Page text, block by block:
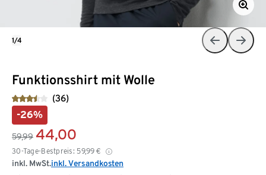
Funktionsshirt mit Wolle
(36)
-26%
59,99 44,00
30-Tage-Bestpreis: 59,99 €
inkl. MwSt.inkl. Versandkosten
1/4